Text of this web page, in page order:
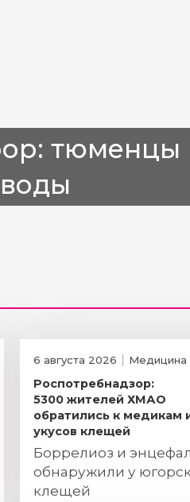
тюменцы
6 августа 2026 Медицина
Роспотребнадзор:
5300 жителей ХМАО
обратились к медикам
укусов клещей
Боррелиоз и
обнаружили у
клещей